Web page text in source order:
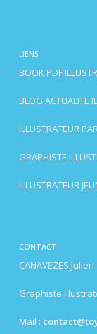
LIENS
BOOK PDF
BLOG ACTUALITE
ILLUSTRATEUR
GRAPHISTE
ILLUSTRATEUR
CONTACT
CANAVEZES Julien
Graphiste
Mail :